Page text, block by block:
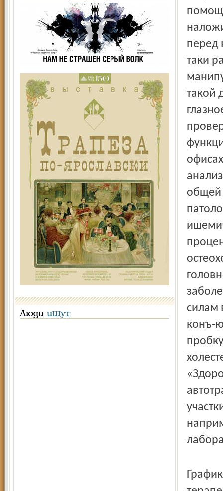
Люди ищут
перед
таки
такой
общей
силам
конъ-